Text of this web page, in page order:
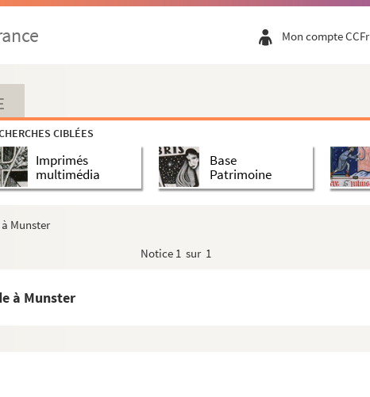
Mon compte CCFr
CIBLÉES
Imprimés
multimédia
Base
Patrimoine
Munster
Notice 1 sur 1
à Munster